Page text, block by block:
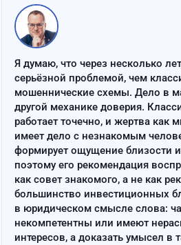
Я думаю, что через несколько
серьёзной проблемой, чем
мошеннические схемы. Дело в
другой механике доверия.
работает точечно, и жертва как
имеет дело с незнакомым
формирует ощущение близости и
поэтому его рекомендация
как совет знакомого, а не как
большинство инвестиционных
в юридическом смысле слова:
некомпетентны или имеют
интересов, а доказать умысел в